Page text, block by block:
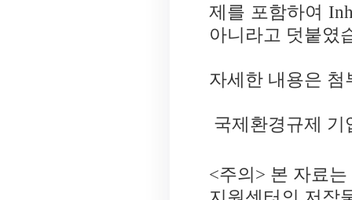
제를 포함하여
아니라고 덧붙였
자세한 내용은 첨
국제환경규제 기
<주의> 본 자료